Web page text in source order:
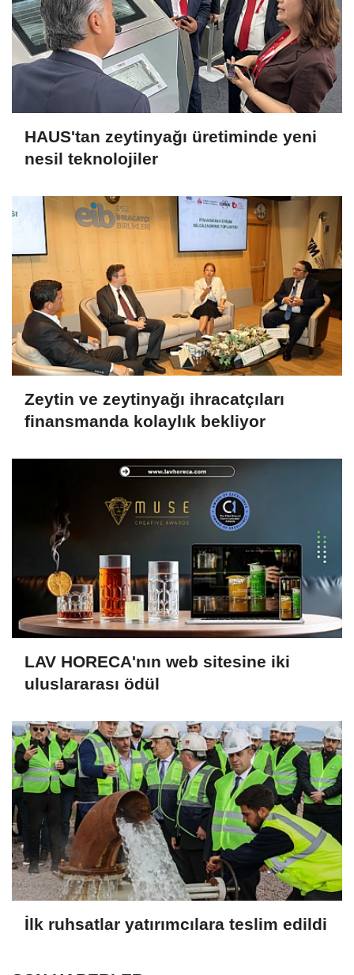
HAUS'tan zeytinyağı üretiminde yeni
nesil teknolojiler
Zeytin ve zeytinyağı ihracatçıları
finansmanda kolaylık bekliyor
LAV HORECA'nın web sitesine iki
uluslararası ödül
İlk ruhsatlar yatırımcılara teslim edildi